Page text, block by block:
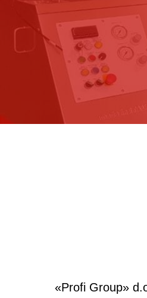
«Profi Group»